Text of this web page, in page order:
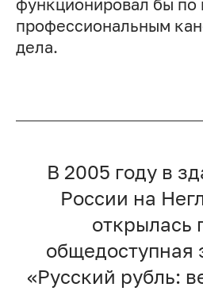
функционировал бы по
профессиональным
дела.
В 2005 году в
России на
открылась
общедоступная
«Русский рубль: